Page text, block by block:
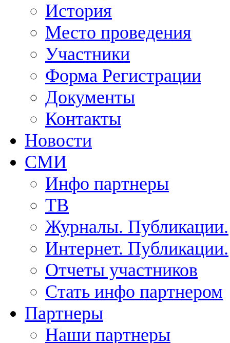
История
Место проведения
Участники
Форма Регистрации
Документы
Контакты
Новости
СМИ
Инфо партнеры
ТВ
Журналы. Публикации.
Интернет. Публикации.
Отчеты участников
Стать инфо партнером
Партнеры
Наши партнеры